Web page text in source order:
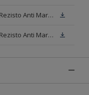
Veiligheidsinformatieblad Alpha Rezisto Anti Marks Mat White W05 (MSDS)
Veiligheidsinformatieblad Alpha Rezisto Anti Marks Mat N00 (MSDS)